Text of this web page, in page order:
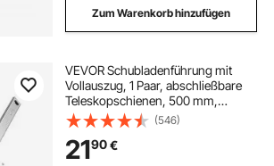
Zum Warenkorb hinzufügen
VEVOR Schubladenführung mit
Vollauszug, 1 Paar, abschließbare
Teleskopschienen, 500 mm,
Schubladenschiene Tragkraft 113,4
kg, seitlich montierte Gleitschiene
mit Kugellager und Verriegelung
(546)
2190€